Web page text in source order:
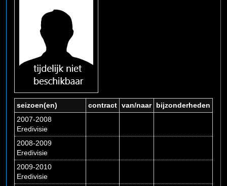
seizoen(en) contract van/naar
bijzonderheden
2007-2008
Eredivisie
2008-2009
Eredivisie
2009-2010
Eredivisie